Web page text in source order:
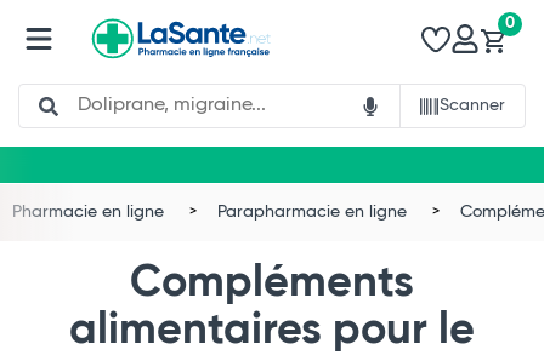
Search
Scanner
0
Pharmacie en ligne Parapharmacie en ligne
Compléments
alimentaires pour le